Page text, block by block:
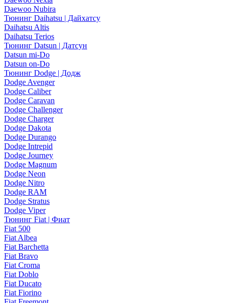
Daewoo Nubira
Тюнинг Daihatsu | Дайхатсу
Daihatsu Altis
Daihatsu Terios
Тюнинг Datsun | Датсун
Datsun mi-Do
Datsun on-Do
Тюнинг Dodge | Додж
Dodge Avenger
Dodge Caliber
Dodge Caravan
Dodge Challenger
Dodge Charger
Dodge Dakota
Dodge Durango
Dodge Intrepid
Dodge Journey
Dodge Magnum
Dodge Neon
Dodge Nitro
Dodge RAM
Dodge Stratus
Dodge Viper
Тюнинг Fiat | Фиат
Fiat 500
Fiat Albea
Fiat Barchetta
Fiat Bravo
Fiat Croma
Fiat Doblo
Fiat Ducato
Fiat Fiorino